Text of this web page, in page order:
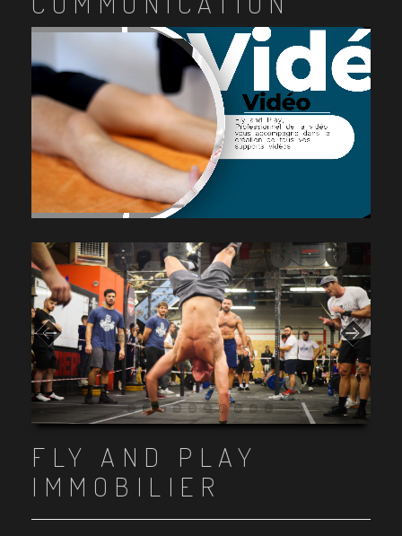
Item 1
Item 2
Item 3
Item 4
Item 5
Item 6
Item 7
Item 8
Item 9
Item 10
FLY AND PLAY
IMMOBILIER